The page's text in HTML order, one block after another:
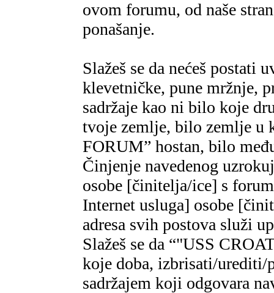
ovom forumu, od naše
ponašanje.
Slažeš se da nećeš postati
klevetničke, pune mržnje,
sadržaje kao ni bilo koje
tvoje zemlje, bilo zemlje
FORUM” hostan, bilo
Činjenje navedenog
osobe [činitelja/ice] s
Internet usluga] osobe
adresa svih postova služi
Slažeš se da “"USS
koje doba, izbrisati/urediti/
sadržajem koji odgovara